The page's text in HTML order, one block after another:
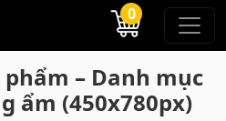
0
phẩm – Danh mục
ẩm (450x780px)